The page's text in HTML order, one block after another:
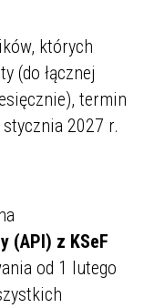
których
(do łącznej
termin
2027 r.
(API) z KSeF
od 1 lutego